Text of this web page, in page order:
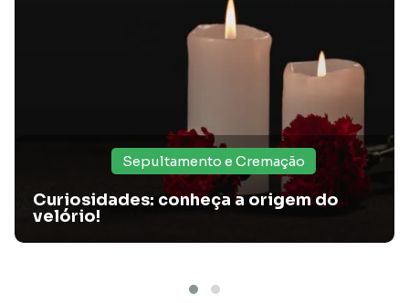
Funeral judaico: como funciona e quais são suas
Nesse artigo, a Santa Casa Card te conta 5 curiosidades do
Sepultamento e Cremação
Curiosidades: conheça a origem do
velório!